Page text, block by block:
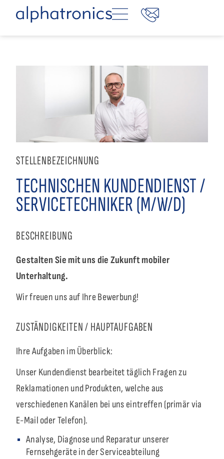
STELLENBEZEICHNUNG
TECHNISCHEN KUNDENDIENST /
SERVICETECHNIKER (M/W/D)
BESCHREIBUNG
Gestalten Sie mit uns die Zukunft mobiler
Unterhaltung.
Wir freuen uns auf Ihre Bewerbung!
ZUSTÄNDIGKEITEN / HAUPTAUFGABEN
Ihre Aufgaben im Überblick:
Unser Kundendienst bearbeitet täglich Fragen zu
Reklamationen und Produkten, welche aus
verschiedenen Kanälen bei uns eintreffen (primär via
E-Mail oder Telefon).
Analyse, Diagnose und Reparatur unserer
Fernsehgeräte in der Serviceabteilung